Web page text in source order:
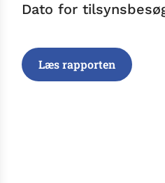
Dato for
Læs rapporten